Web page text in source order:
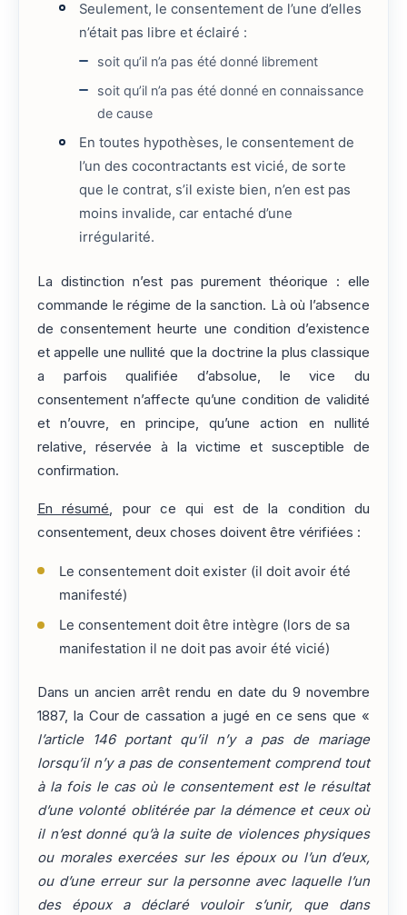
Seulement, le consentement de l’une d’elles
n’était pas libre et éclairé :
soit qu’il n’a pas été donné librement
soit qu’il n’a pas été donné en connaissance
de cause
En toutes hypothèses, le consentement de
l’un des cocontractants est vicié, de sorte
que le contrat, s’il existe bien, n’en est pas
moins invalide, car entaché d’une
irrégularité.
La distinction n’est pas purement théorique : elle
commande le régime de la sanction. Là où l’absence
de consentement heurte une condition d’existence
et appelle une nullité que la doctrine la plus classique
a parfois qualifiée d’absolue, le vice du
consentement n’affecte qu’une condition de validité
et n’ouvre, en principe, qu’une action en nullité
relative, réservée à la victime et susceptible de
confirmation.
En résumé, pour ce qui est de la condition du
consentement, deux choses doivent être vérifiées :
Le consentement doit exister (il doit avoir été
manifesté)
Le consentement doit être intègre (lors de sa
manifestation il ne doit pas avoir été vicié)
Dans un ancien arrêt rendu en date du 9 novembre
1887, la Cour de cassation a jugé en ce sens que «
l’article 146 portant qu’il n’y a pas de mariage
lorsqu’il n’y a pas de consentement comprend tout
à la fois le cas où le consentement est le résultat
d’une volonté oblitérée par la démence et ceux où
il n’est donné qu’à la suite de violences physiques
ou morales exercées sur les époux ou l’un d’eux,
ou d’une erreur sur la personne avec laquelle l’un
des époux a déclaré vouloir s’unir, que dans